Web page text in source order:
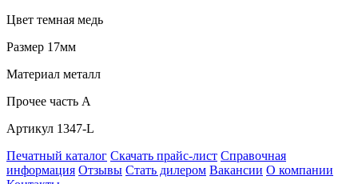
Цвет темная медь
Размер 17мм
Материал металл
Прочее часть A
Артикул 1347-L
Печатный каталог Скачать прайс-лист Справочная
информация Отзывы Стать дилером Вакансии О компании